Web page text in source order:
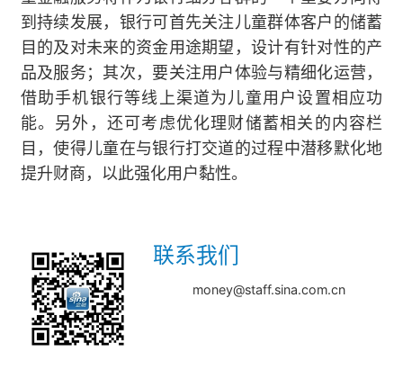
到持续发展，银行可首先关注儿童群体客户的储蓄
目的及对未来的资金用途期望，设计有针对性的产
品及服务；其次，要关注用户体验与精细化运营，
借助手机银行等线上渠道为儿童用户设置相应功
能。另外，还可考虑优化理财储蓄相关的内容栏
目，使得儿童在与银行打交道的过程中潜移默化地
提升财商，以此强化用户黏性。
联系我们
money@staff.sina.com.cn